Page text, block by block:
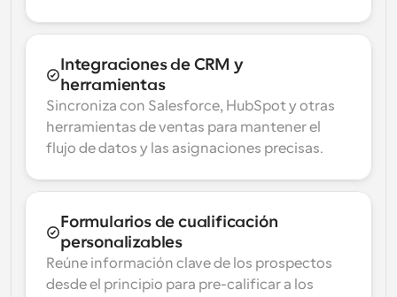
Integraciones de CRM y
herramientas
Sincroniza con Salesforce, HubSpot y otras
herramientas de ventas para mantener el
flujo de datos y las asignaciones precisas.
Formularios de cualificación
personalizables
Reúne información clave de los prospectos
desde el principio para pre-calificar a los